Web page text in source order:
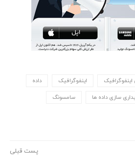
اینفوگرافیک داده
سازی داده ها سامسونگ
پست قبلی